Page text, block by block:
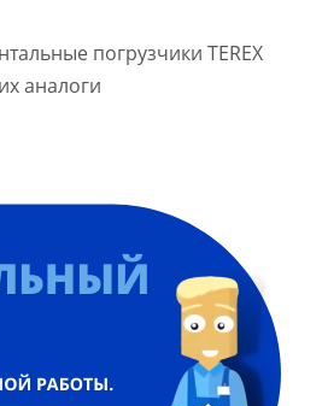
погрузчики TEREX
аналоги